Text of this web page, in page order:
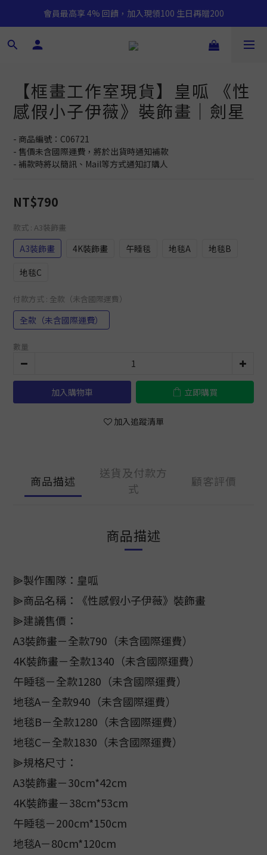
會員最高享 4% 回饋，加入現領100 生日再贈200
【框畫工作室現貨】皇呱 《性
感假小子伊薇》裝飾畫｜劍星
- 商品編號：C06721
- 售價未含國際運費，將於出貨時通知補款
- 補款時將以簡訊、Mail等方式通知訂購人
NT$790
款式 : A3裝飾畫
A3裝飾畫 4K裝飾畫 午睡毯 地毯A
地毯B
地毯C
付款方式 : 全款（未含國際運費）
全款（未含國際運費）
數量
加入購物車 立即購買
加入追蹤清單
商品描述
送貨及付款方
式
顧客評價
商品描述
⫸製作團隊：皇呱
⫸商品名稱：《性感假小子伊薇》裝飾畫
⫸建議售價：
A3裝飾畫－全款790（未含國際運費）
4K裝飾畫－全款1340（未含國際運費）
午睡毯－全款1280（未含國際運費）
地毯A－全款940（未含國際運費）
地毯B－全款1280（未含國際運費）
地毯C－全款1830（未含國際運費）
⫸規格尺寸：
A3裝飾畫－30cm*42cm
4K裝飾畫－38cm*53cm
午睡毯－200cm*150cm
地毯A－80cm*120cm